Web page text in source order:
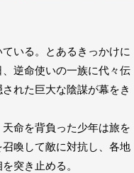
いる。とあるきっかけに
逆命使いの一族に代々伝
れた巨大な陰謀が幕をき
命を背負った少年は旅を
喚して敵に対抗し、各地
突き止める。